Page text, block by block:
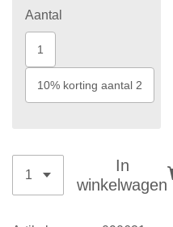
Aantal
1
10% korting aantal 2
In
winkelwagen